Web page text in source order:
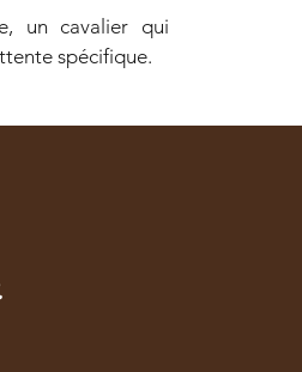
un cavalier qui
spécifique.
les idées,